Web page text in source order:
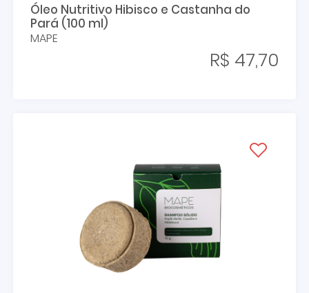
Óleo Nutritivo Hibisco e Castanha do
Pará (100 ml)
MAPE
R$ 47,70